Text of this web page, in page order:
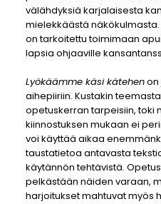
välähdyksiä karjalaisesta
mielekkäästä näkökulmasta.
on tarkoitettu toimimaan
lapsia ohjaaville
Lyökäämme käsi kätehenon
aihepiiriin. Kustakin
opetuskerran tarpeisiin, toki
kiinnostuksen mukaan ei
voi käyttää aikaa
taustatietoa antavasta
käytännön tehtävistä.
pelkästään näiden varaan,
harjoitukset mahtuvat myös